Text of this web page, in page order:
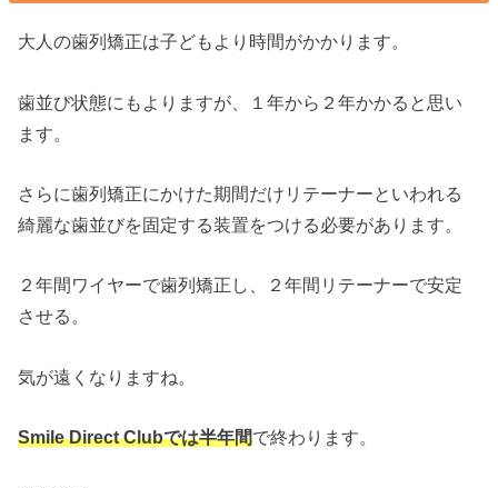
大人の歯列矯正は子どもより時間がかかります。
歯並び状態にもよりますが、１年から２年かかると思い
ます。
さらに歯列矯正にかけた期間だけリテーナーといわれる
綺麗な歯並びを固定する装置をつける必要があります。
２年間ワイヤーで歯列矯正し、２年間リテーナーで安定
させる。
気が遠くなりますね。
Smile Direct Clubでは半年間で終わります。